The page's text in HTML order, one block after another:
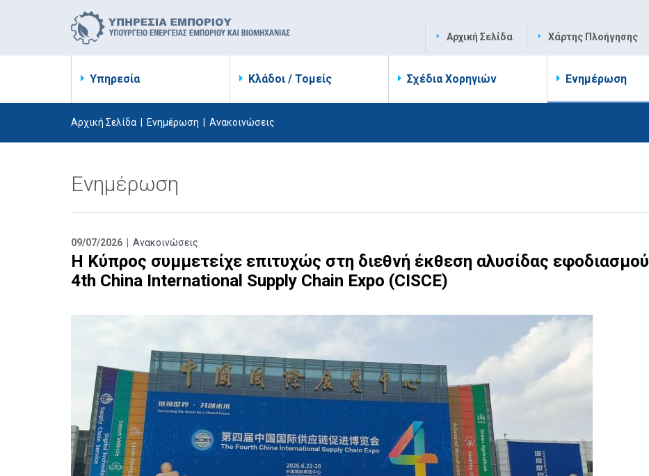
Αρχική Σελίδα Χάρτης Πλοήγησης
Υπηρεσία Κλάδοι / Τομείς Σχέδια Χορηγιών Ενημέρωση
Αρχική Σελίδα Ενημέρωση Ανακοινώσεις
Ενημέρωση
09/07/2026 | Ανακοινώσεις
Η Κύπρος συμμετείχε επιτυχώς στη διεθνή έκθεση αλυσίδας εφοδιασμού
4th China International Supply Chain Expo (CISCE)